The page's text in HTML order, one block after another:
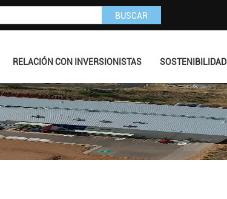
BUSCAR
RELACIÓN CON INVERSIONISTAS SOSTENIBILIDAD